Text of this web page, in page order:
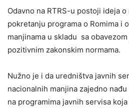
Odavno na RTRS-u postoji ideja
pokretanju programa o Romima i
manjinama u skladu sa
pozitivnim zakonskim normama.
Nužno je i da uredništva javnih
nacionalnih manjina zajedno
na programima javnih servisa